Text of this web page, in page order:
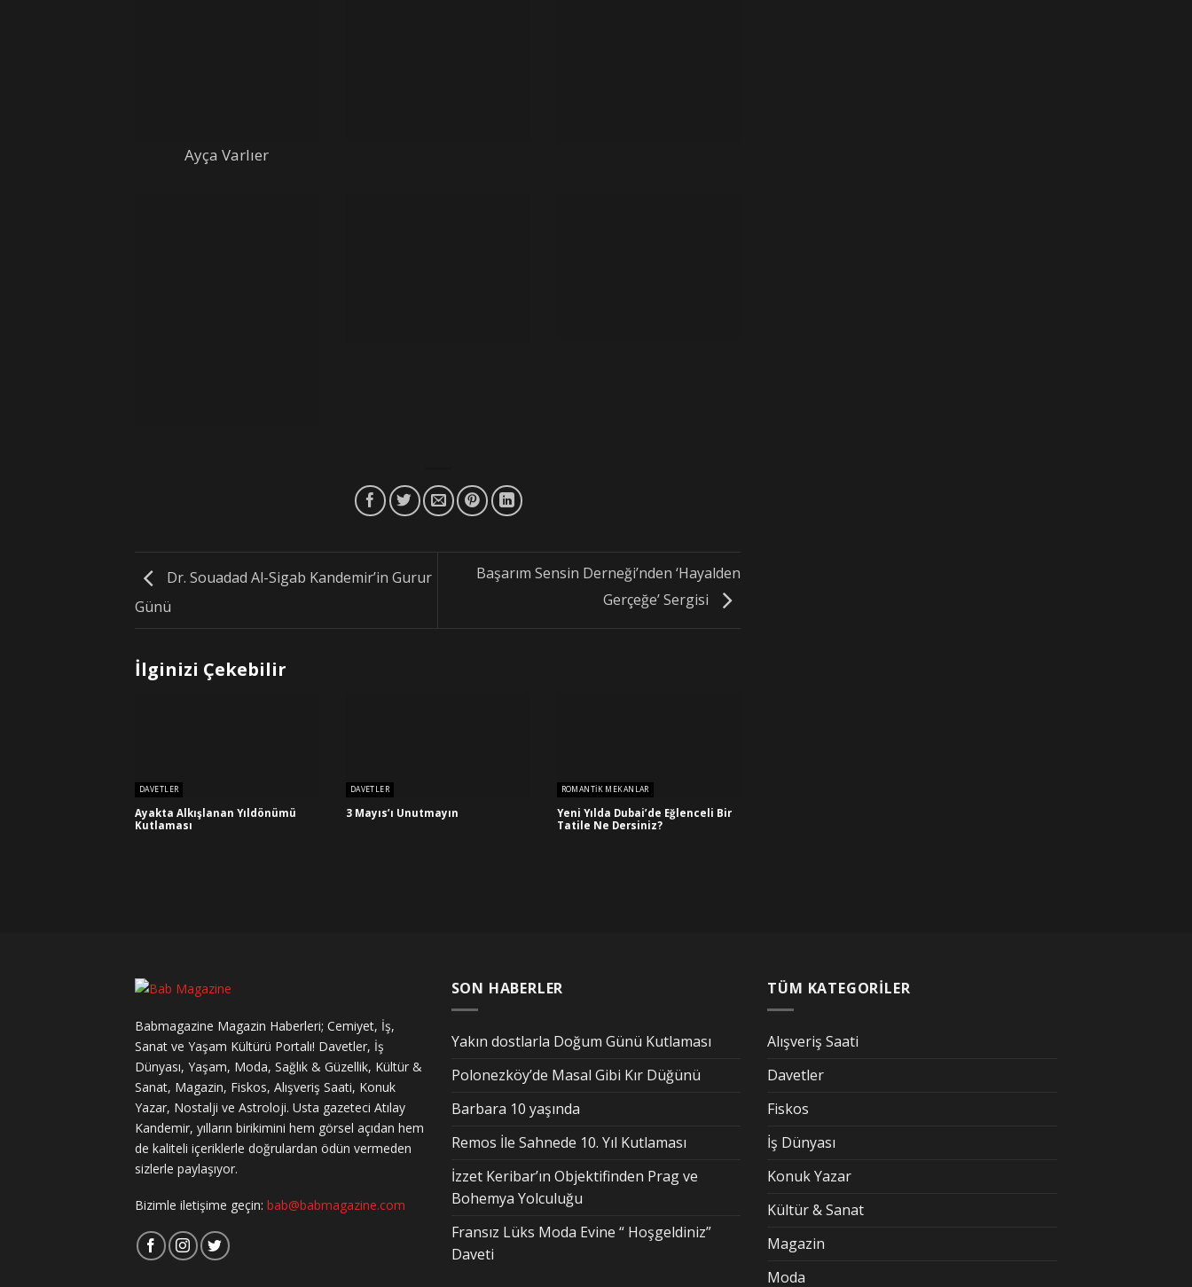
Ayça Varlıer
Dr. Souadad Al-Sigab Kandemir’in Gurur
Günü
Başarım Sensin Derneği’nden ‘Hayalden
Gerçeğe’ Sergisi
İlginizi Çekebilir
DAVETLER
Ayakta Alkışlanan Yıldönümü
Kutlaması
DAVETLER
3 Mayıs’ı Unutmayın
ROMANTIK MEKANLAR
Yeni Yılda Dubai’de Eğlenceli Bir
Tatile Ne Dersiniz?
Babmagazine Magazin Haberleri; Cemiyet, İş,
Sanat ve Yaşam Kültürü Portalı! Davetler, İş
Dünyası, Yaşam, Moda, Sağlık & Güzellik, Kültür &
Sanat, Magazin, Fiskos, Alışveriş Saati, Konuk
Yazar, Nostalji ve Astroloji. Usta gazeteci Atılay
Kandemir, yılların birikimini hem görsel açıdan hem
de kaliteli içeriklerle doğrulardan ödün vermeden
sizlerle paylaşıyor.
Bizimle iletişime geçin: bab@babmagazine.com
SON HABERLER
Yakın dostlarla Doğum Günü Kutlaması
Polonezköy’de Masal Gibi Kır Düğünü
Barbara 10 yaşında
Remos İle Sahnede 10. Yıl Kutlaması
İzzet Keribar’ın Objektifinden Prag ve
Bohemya Yolculuğu
Fransız Lüks Moda Evine “ Hoşgeldiniz”
Daveti
TÜM KATEGORİLER
Alışveriş Saati
Davetler
Fiskos
İş Dünyası
Konuk Yazar
Kültür & Sanat
Magazin
Moda